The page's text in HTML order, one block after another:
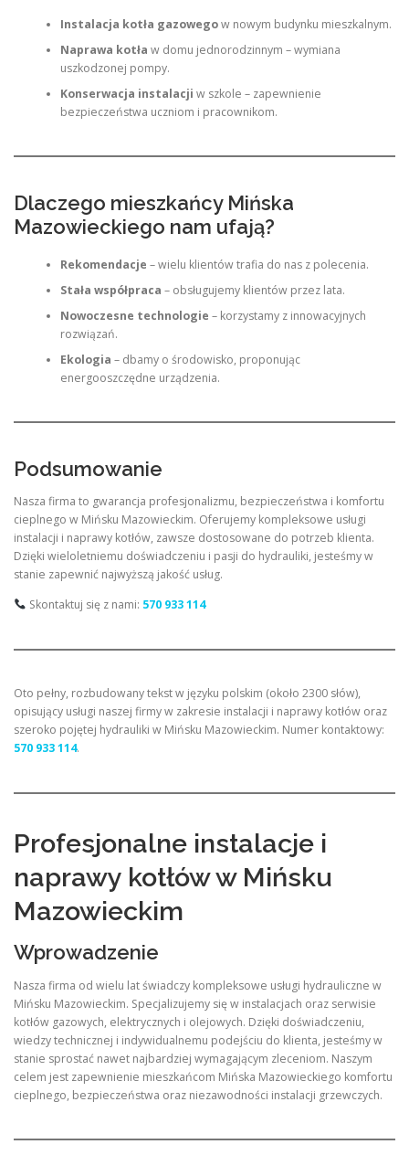
Instalacja kotła gazowegow nowym budynku mieszkalnym.
Naprawa kotła w domu jednorodzinnym – wymiana
uszkodzonej pompy.
Konserwacja instalacji w szkole – zapewnienie
bezpieczeństwa uczniom i pracownikom.
Dlaczego mieszkańcy Mińska
Mazowieckiego nam ufają?
Rekomendacje – wielu klientów trafia do nas z polecenia.
Stała współpraca – obsługujemy klientów przez lata.
Nowoczesne technologie – korzystamy z innowacyjnych
rozwiązań.
Ekologia – dbamy o środowisko, proponując
energooszczędne urządzenia.
Podsumowanie
Nasza firma to gwarancja profesjonalizmu, bezpieczeństwa i komfortu
cieplnego w Mińsku Mazowieckim. Oferujemy kompleksowe usługi
instalacji i naprawy kotłów, zawsze dostosowane do potrzeb klienta.
Dzięki wieloletniemu doświadczeniu i pasji do hydrauliki, jesteśmy w
stanie zapewnić najwyższą jakość usług.
Skontaktuj się z nami: 570 933 114
Oto pełny, rozbudowany tekst w języku polskim (około 2300 słów),
opisujący usługi naszej firmy w zakresie instalacji i naprawy kotłów oraz
szeroko pojętej hydrauliki w Mińsku Mazowieckim. Numer kontaktowy:
570 933 114.
Profesjonalne instalacje i
naprawy kotłów w Mińsku
Mazowieckim
Wprowadzenie
Nasza firma od wielu lat świadczy kompleksowe usługi hydrauliczne w
Mińsku Mazowieckim. Specjalizujemy się w instalacjach oraz serwisie
kotłów gazowych, elektrycznych i olejowych. Dzięki doświadczeniu,
wiedzy technicznej i indywidualnemu podejściu do klienta, jesteśmy w
stanie sprostać nawet najbardziej wymagającym zleceniom. Naszym
celem jest zapewnienie mieszkańcom Mińska Mazowieckiego komfortu
cieplnego, bezpieczeństwa oraz niezawodności instalacji grzewczych.